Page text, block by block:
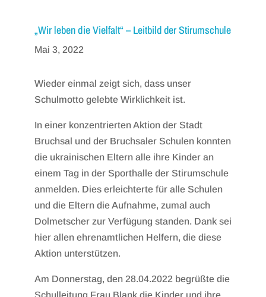
„Wir leben die Vielfalt“ – Leitbild der Stirumschule
Mai 3, 2022
Wieder einmal zeigt sich, dass unser
Schulmotto gelebte Wirklichkeit ist.
In einer konzentrierten Aktion der Stadt
Bruchsal und der Bruchsaler Schulen konnten
die ukrainischen Eltern alle ihre Kinder an
einem Tag in der Sporthalle der Stirumschule
anmelden. Dies erleichterte für alle Schulen
und die Eltern die Aufnahme, zumal auch
Dolmetscher zur Verfügung standen. Dank sei
hier allen ehrenamtlichen Helfern, die diese
Aktion unterstützen.
Am Donnerstag, den 28.04.2022 begrüßte die
Schulleitung Frau Blank die Kinder und ihre